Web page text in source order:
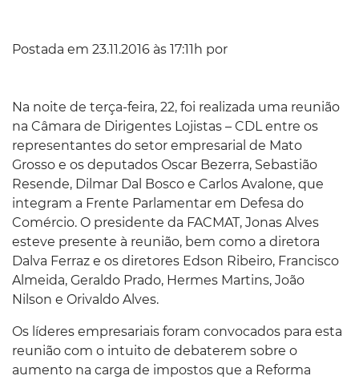
Postada em 23.11.2016 às 17:11h por
Na noite de terça-feira, 22, foi realizada uma reunião
na Câmara de Dirigentes Lojistas – CDL entre os
representantes do setor empresarial de Mato
Grosso e os deputados Oscar Bezerra, Sebastião
Resende, Dilmar Dal Bosco e Carlos Avalone, que
integram a Frente Parlamentar em Defesa do
Comércio. O presidente da FACMAT, Jonas Alves
esteve presente à reunião, bem como a diretora
Dalva Ferraz e os diretores Edson Ribeiro, Francisco
Almeida, Geraldo Prado, Hermes Martins, João
Nilson e Orivaldo Alves.
Os líderes empresariais foram convocados para esta
reunião com o intuito de debaterem sobre o
aumento na carga de impostos que a Reforma